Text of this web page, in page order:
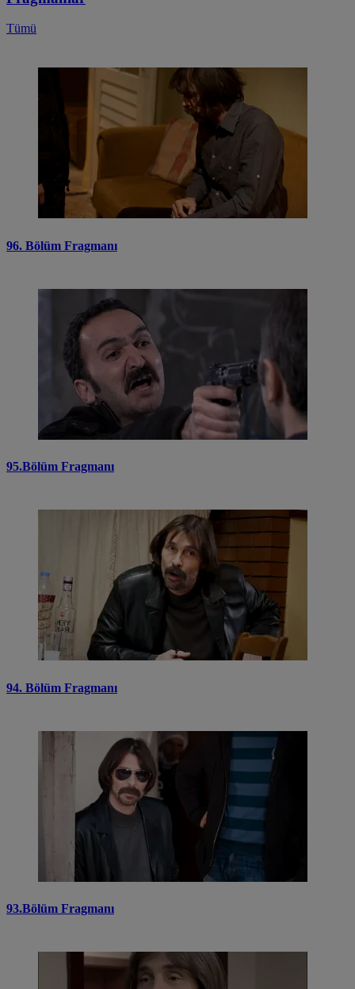
Tümü
96. Bölüm Fragmanı
95.Bölüm Fragmanı
94. Bölüm Fragmanı
93.Bölüm Fragmanı